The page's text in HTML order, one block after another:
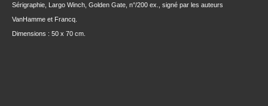
Sérigraphie, Largo Winch, Golden Gate, n°/200 ex., signé par les auteurs
VanHamme et Francq.
Dimensions : 50 x 70 cm.